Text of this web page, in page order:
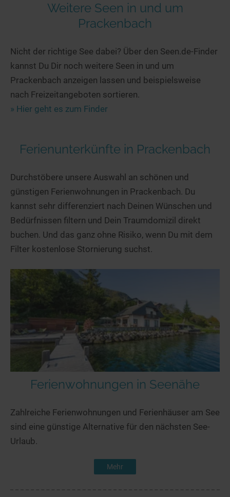
Weitere Seen in und um
Prackenbach
Nicht der richtige See dabei? Über den Seen.de-Finder
kannst Du Dir noch weitere Seen in und um
Prackenbach anzeigen lassen und beispielsweise
nach Freizeitangeboten sortieren.
» Hier geht es zum Finder
Ferienunterkünfte in Prackenbach
Durchstöbere unsere Auswahl an schönen und
günstigen Ferienwohnungen in Prackenbach. Du
kannst sehr differenziert nach Deinen Wünschen und
Bedürfnissen filtern und Dein Traumdomizil direkt
buchen. Und das ganz ohne Risiko, wenn Du mit dem
Filter kostenlose Stornierung suchst.
Ferienwohnungen in Seenähe
Zahlreiche Ferienwohnungen und Ferienhäuser am See
sind eine günstige Alternative für den nächsten See-
Urlaub.
Mehr